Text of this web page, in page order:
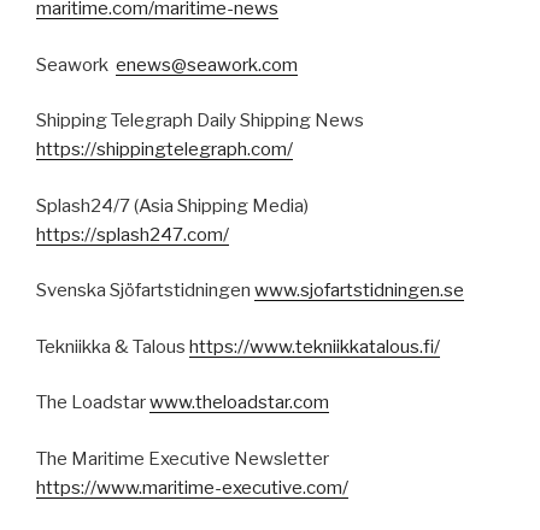
maritime.com/maritime-news
Seawork enews@seawork.com
Shipping Telegraph Daily Shipping News
https://shippingtelegraph.com/
Splash24/7 (Asia Shipping Media)
https://splash247.com/
Svenska Sjöfartstidningen www.sjofartstidningen.se
Tekniikka & Talous https://www.tekniikkatalous.fi/
The Loadstarwww.theloadstar.com
The Maritime Executive Newsletter
https://www.maritime-executive.com/